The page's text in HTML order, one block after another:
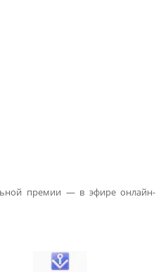
премии — в эфире онлайн-